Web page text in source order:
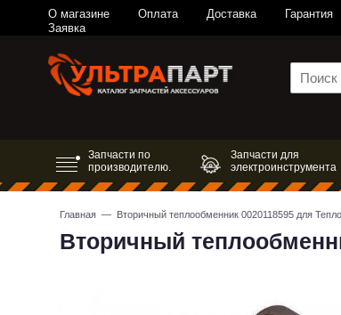
О магазине Оплата Доставка Гарантия
Заявка
Запчасти по
производителю.
Запчасти для
электроинструмента
Главная — Вторичный теплообменник 0020118595 для
Вторичный